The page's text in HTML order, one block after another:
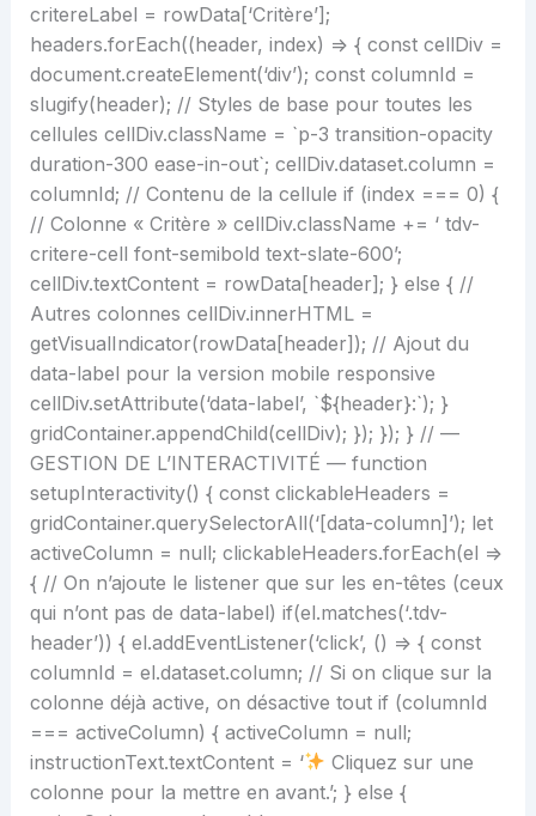
critereLabel = rowData[‘Critère’];
headers.forEach((header, index) => { const cellDiv =
document.createElement(‘div’); const columnId =
slugify(header); // Styles de base pour toutes les
cellules cellDiv.className = `p-3 transition-opacity
duration-300 ease-in-out`; cellDiv.dataset.column =
columnId; // Contenu de la cellule if (index === 0) {
// Colonne « Critère » cellDiv.className += ‘ tdv-
critere-cell font-semibold text-slate-600’;
cellDiv.textContent = rowData[header]; } else { //
Autres colonnes cellDiv.innerHTML =
getVisualIndicator(rowData[header]); // Ajout du
data-label pour la version mobile responsive
cellDiv.setAttribute(‘data-label’, `${header}:`); }
gridContainer.appendChild(cellDiv); }); }); } // —
GESTION DE L’INTERACTIVITÉ — function
setupInteractivity() { const clickableHeaders =
gridContainer.querySelectorAll(‘[data-column]’); let
activeColumn = null; clickableHeaders.forEach(el =>
{ // On n’ajoute le listener que sur les en-têtes (ceux
qui n’ont pas de data-label) if(el.matches(‘.tdv-
header’)) { el.addEventListener(‘click’, () => { const
columnId = el.dataset.column; // Si on clique sur la
colonne déjà active, on désactive tout if (columnId
=== activeColumn) { activeColumn = null;
instructionText.textContent = ‘
Cliquez sur une
colonne pour la mettre en avant.’; } else {